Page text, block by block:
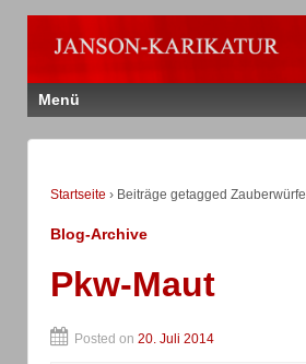
Menü
Startseite › Beiträge getagged Zauberwürfel
Blog-Archive
Pkw-Maut
Posted on 20. Juli 2014